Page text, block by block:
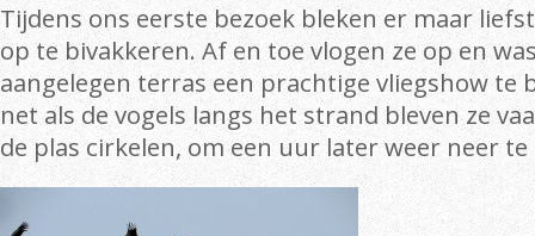
Tijdens ons eerste bezoek bleken er maar
op te bivakkeren. Af en toe vlogen ze op en
aangelegen terras een prachtige vliegshow te
net als de vogels langs het strand bleven ze
de plas cirkelen, om een uur later weer neer